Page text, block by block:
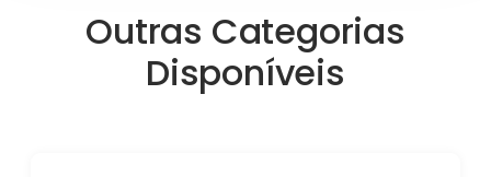
Outras Categorias
Disponíveis